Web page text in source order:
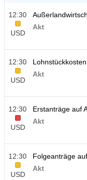
12:30
USD
Akt
12:30
USD
Akt
12:30
USD
Erstanträge auf
Akt
12:30
USD
Folgeanträge
Akt